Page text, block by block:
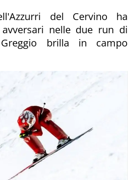
del Cervino ha
nelle due run di
brilla in campo